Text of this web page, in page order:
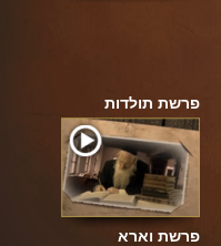
פרשת תולדות
פרשת וארא